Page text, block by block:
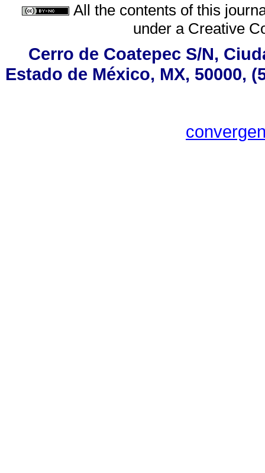
All the contents of this
under a Creative
Cerro de Coatepec S/N,
Estado de México, MX, 50000,